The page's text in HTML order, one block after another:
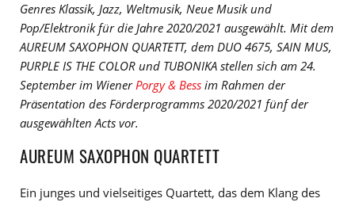
Genres Klassik, Jazz, Weltmusik, Neue Musik und
Pop/Elektronik für die Jahre 2020/2021 ausgewählt. Mit dem
AUREUM SAXOPHON QUARTETT, dem DUO 4675, SAIN MUS,
PURPLE IS THE COLOR und TUBONIKA stellen sich am 24.
September im WienerPorgy & Bess im Rahmen der
Präsentation des Förderprogramms 2020/2021 fünf der
ausgewählten Acts vor.
AUREUM SAXOPHON QUARTETT
Ein junges und vielseitiges Quartett, das dem Klang des